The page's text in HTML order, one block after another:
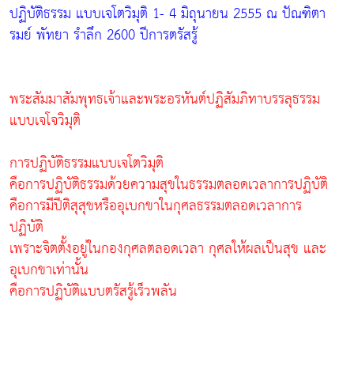
ปฏิบัติธรรม แบบเจโตวิมุติ 1- 4 มิถุนายน 2555 ณ ปัณฑิตา
รมย์ พัทยา รำลึก 2600 ปีการตรัสรู้
พระสัมมาสัมพุทธเจ้าและพระอรหันต์ปฏิสัมภิทาบรรลุธรรม
แบบเจโจวิมุติ
การปฏิบัติธรรมแบบเจโตวิมุติ
คือการปฏิบัติธรรมด้วยความสุขในธรรมตลอดเวลาการปฏิบัติ
คือการมีปีติสุสุขหรืออุเบกขาในกุศลธรรมตลอดเวลาการ
ปฏิบัติ
เพราะจิตตั้งอยู่ในกองกุศลตลอดเวลา กุศลให้ผลเป็นสุข และ
อุเบกขาเท่านั้น
คือการปฏิบัติแบบตรัสรู้เร็วพลัน